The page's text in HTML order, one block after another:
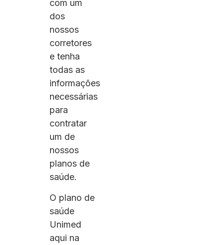
com um
dos
nossos
corretores
e tenha
todas as
informações
necessárias
para
contratar
um de
nossos
planos de
saúde.
O plano de
saúde
Unimed
aqui na